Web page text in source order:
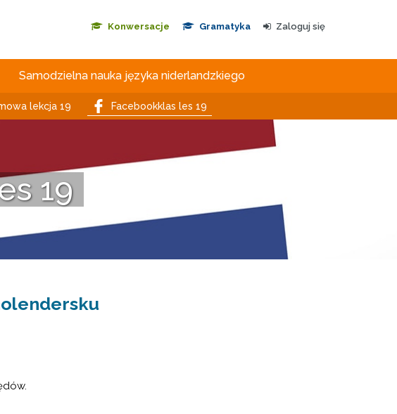
Konwersacje Gramatyka Zaloguj się
Samodzielna nauka języka niderlandzkiego
lekcja 19 Facebookklas les 19
19